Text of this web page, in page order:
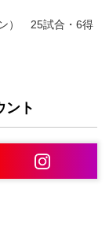
） 25試合・6得
ント